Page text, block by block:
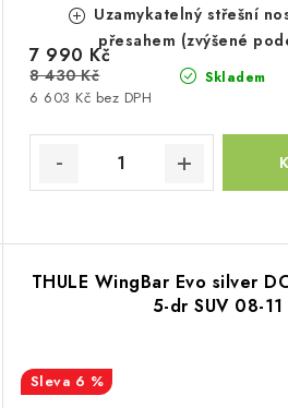
Uzamykatelný střešní
přesahem (zvýšené
Skladem
6 603 Kč bez DPH
7 990 Kč
8 430 Kč
THULE WingBar Evo silver
5-dr SUV 08-11
6 %